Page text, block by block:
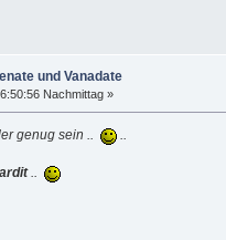
und Vanadate
Nachmittag »
genug sein .. ..
..